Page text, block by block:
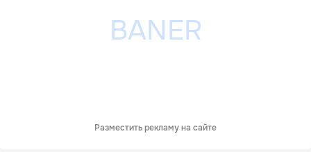
Разместить рекламу на сайте